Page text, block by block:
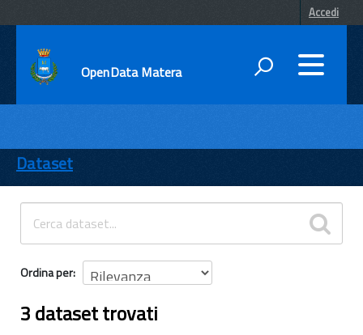
Accedi
OpenData Matera
ENTI
TEMI
INFORMAZIONI
Dataset
Ordina per
3 dataset trovati